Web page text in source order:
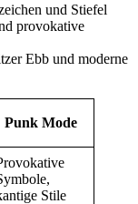
und Stiefel
provokative
Ebb und moderne
Punk Mode
Stile